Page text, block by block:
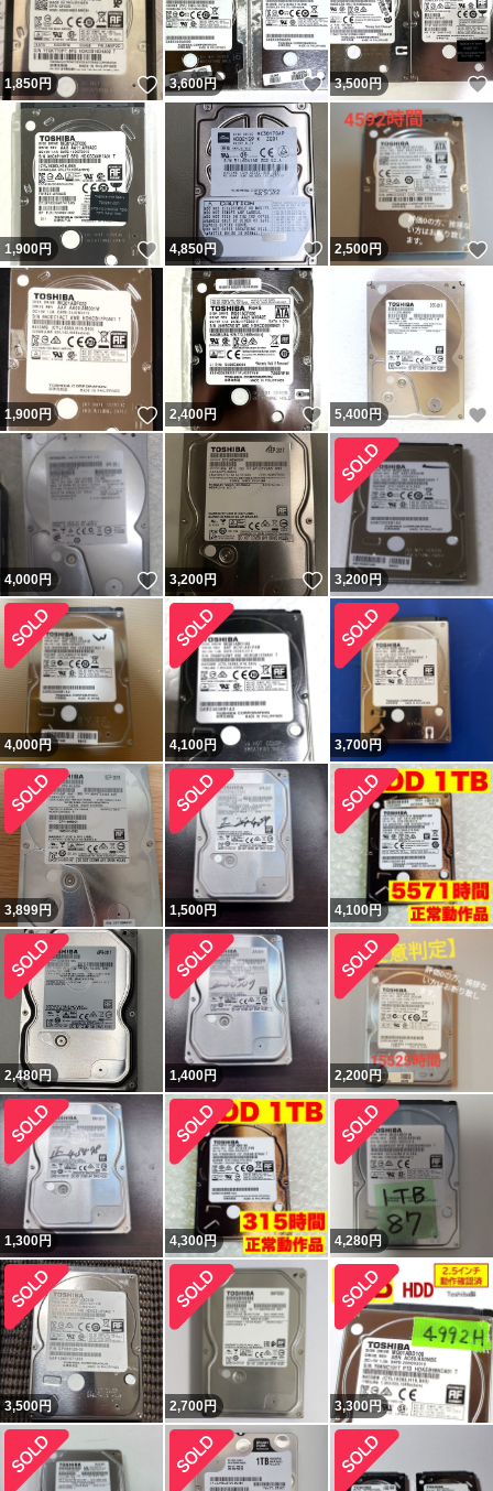
1,850円 いいね！
3,600円 いいね！
3,500円
1,900円 いいね！
4,850円 いいね！
2,500円
1,900円 いいね！
2,400円 いいね！
5,400円
4,000円 いいね！
3,200円 いいね！
3,200円
4,000円 4,100円 3,700円
3,899円 1,500円 4,100円
2,480円 1,400円 2,200円
1,300円 4,300円 4,280円
3,500円 2,700円 3,300円